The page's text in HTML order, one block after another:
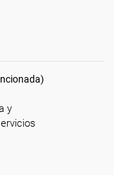
y